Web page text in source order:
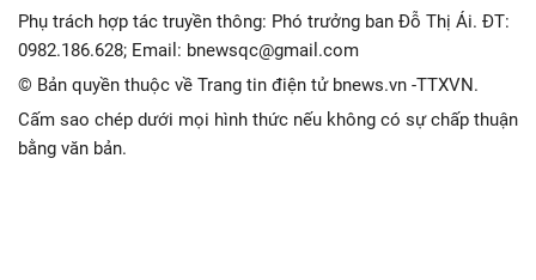
Phụ trách hợp tác truyền thông: Phó trưởng ban Đỗ Thị Ái. ĐT:
0982.186.628; Email: bnewsqc@gmail.com
© Bản quyền thuộc về Trang tin điện tử bnews.vn -TTXVN.
Cấm sao chép dưới mọi hình thức nếu không có sự chấp thuận
bằng văn bản.